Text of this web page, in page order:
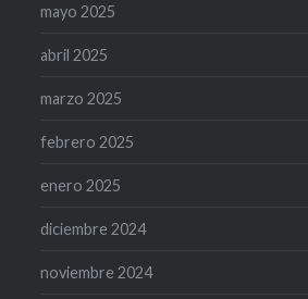
mayo 2025
abril 2025
marzo 2025
febrero 2025
enero 2025
diciembre 2024
noviembre 2024